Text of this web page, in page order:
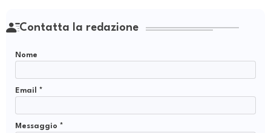
Contatta la redazione
Nome
Email *
Messaggio *